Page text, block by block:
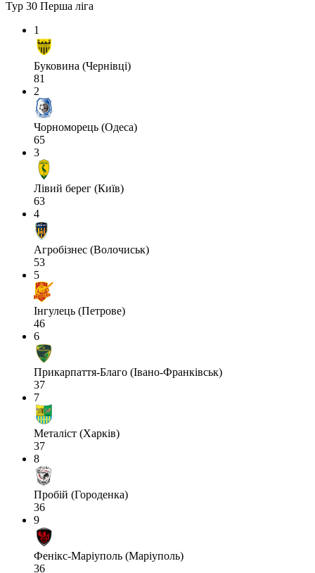
Тур 30 Перша ліга
1
Буковина (Чернівці)
81
2
Чорноморець (Одеса)
65
3
Лівий берег (Київ)
63
4
Агробізнес (Волочиськ)
53
5
Інгулець (Петрове)
46
6
Прикарпаття-Благо (Івано-Франківськ)
37
7
Металіст (Харків)
37
8
Пробій (Городенка)
36
9
Фенікс-Маріуполь (Маріуполь)
36